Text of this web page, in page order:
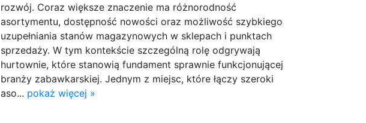
rozwój. Coraz większe znaczenie ma różnorodność
asortymentu, dostępność nowości oraz możliwość szybkiego
uzupełniania stanów magazynowych w sklepach i punktach
sprzedaży. W tym kontekście szczególną rolę odgrywają
hurtownie, które stanowią fundament sprawnie funkcjonującej
branży zabawkarskiej. Jednym z miejsc, które łączy szeroki
aso... pokaż więcej »